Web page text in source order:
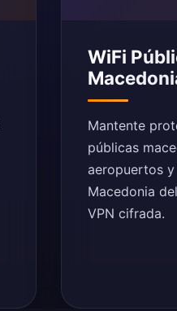
WiFi
Mantente
públicas
aeropuertos
Macedonia
VPN cifrada.